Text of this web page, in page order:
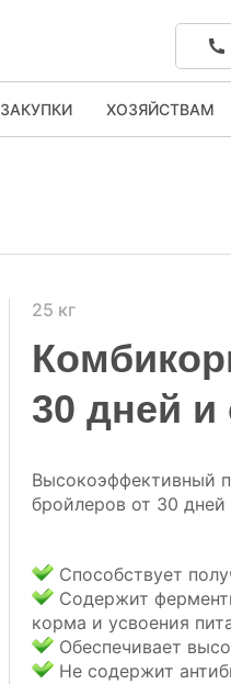
ЗАКУПКИ ХОЗЯЙСТВАМ
25 кг
30 дней и
Высокоэффективный
бройлеров от 30
Способствует
Содержит
корма и усвоения
Обеспечивает
Не содержит